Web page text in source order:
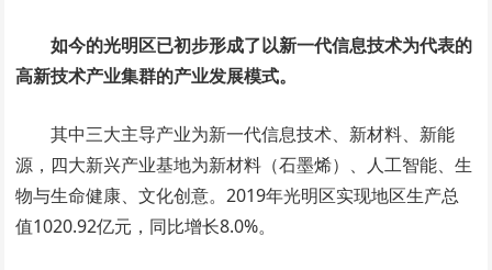
如今的光明区已初步形成了以新一代信息技术为代表的
高新技术产业集群的产业发展模式。
其中三大主导产业为新一代信息技术、新材料、新能
源，四大新兴产业基地为新材料（石墨烯）、人工智能、生
物与生命健康、文化创意。2019年光明区实现地区生产总
值1020.92亿元，同比增长8.0%。